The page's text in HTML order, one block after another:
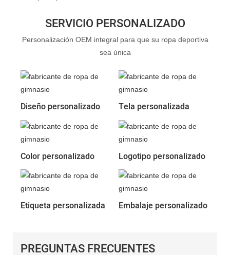
SERVICIO PERSONALIZADO
Personalización OEM integral para que su ropa deportiva
sea única
Diseño personalizado Tela personalizada
Color personalizado Logotipo personalizado
Etiqueta personalizada Embalaje personalizado
PREGUNTAS FRECUENTES